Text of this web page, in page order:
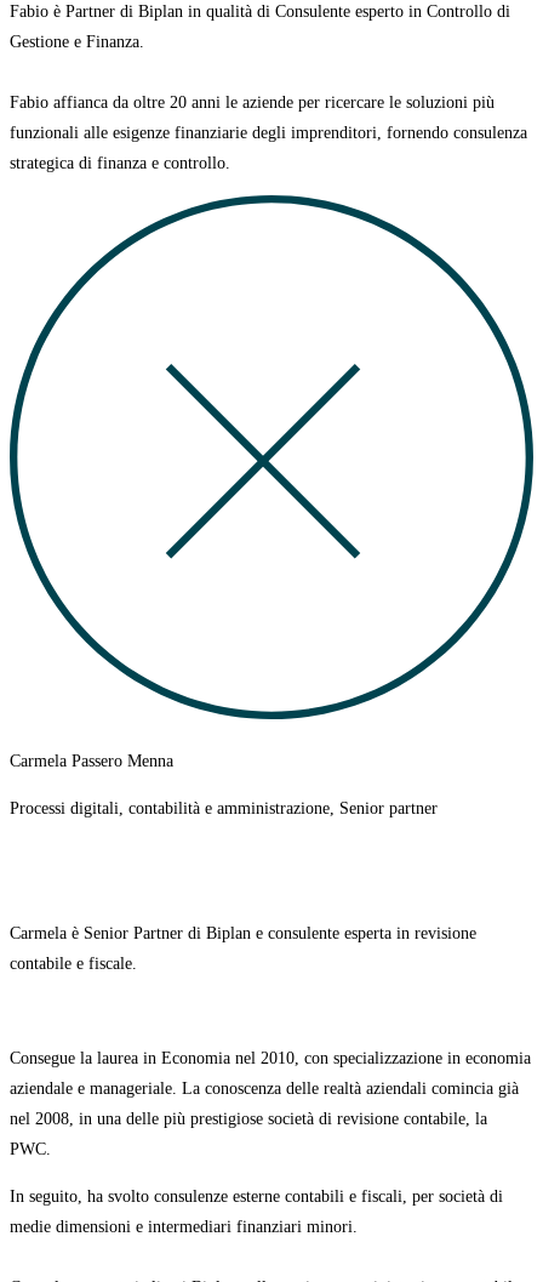
Fabio è Partner di Biplan in qualità di Consulente esperto in Controllo di
Gestione e Finanza.
Fabio affianca da oltre 20 anni le aziende per ricercare le soluzioni più
funzionali alle esigenze finanziarie degli imprenditori, fornendo consulenza
strategica di finanza e controllo.
Carmela Passero Menna
Processi digitali, contabilità e amministrazione, Senior partner
Carmela è Senior Partner di Biplan e consulente esperta in revisione
contabile e fiscale.
Consegue la laurea in Economia nel 2010, con specializzazione in economia
aziendale e manageriale. La conoscenza delle realtà aziendali comincia già
nel 2008 , in una delle più prestigiose società di revisione contabile, la
PWC.
In seguito, ha svolto consulenze esterne contabili e fiscali, per società di
medie dimensioni e intermediari finanziari minori.